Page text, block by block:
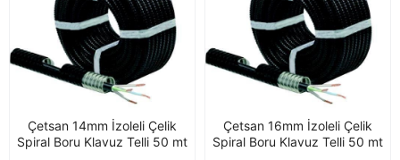
Çetsan 14mm İzoleli Çelik
Spiral Boru Klavuz Telli 50 mt
Çetsan 16mm İzoleli Çelik
Spiral Boru Klavuz Telli 50 mt